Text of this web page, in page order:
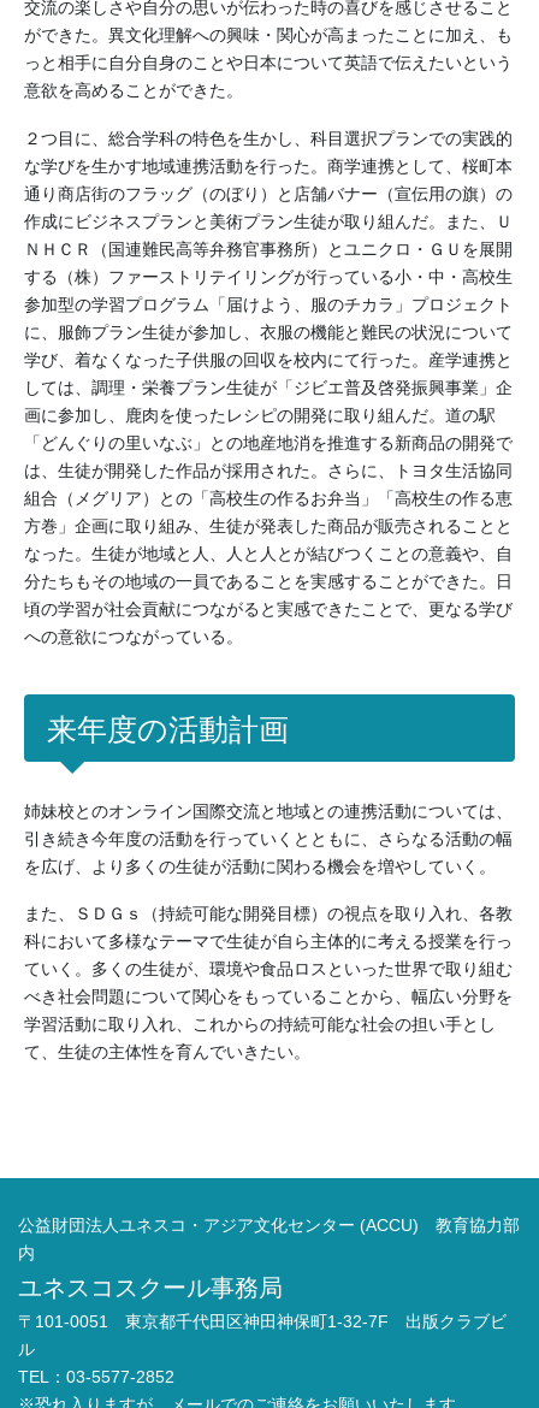
交流の楽しさや自分の思いが伝わった時の喜びを感じさせること
ができた。異文化理解への興味・関心が高まったことに加え、も
っと相手に自分自身のことや日本について英語で伝えたいという
意欲を高めることができた。
２つ目に、総合学科の特色を生かし、科目選択プランでの実践的
な学びを生かす地域連携活動を行った。商学連携として、桜町本
通り商店街のフラッグ（のぼり）と店舗バナー（宣伝用の旗）の
作成にビジネスプランと美術プラン生徒が取り組んだ。また、Ｕ
ＮＨＣＲ（国連難民高等弁務官事務所）とユニクロ・ＧＵを展開
する（株）ファーストリテイリングが行っている小・中・高校生
参加型の学習プログラム「届けよう、服のチカラ」プロジェクト
に、服飾プラン生徒が参加し、衣服の機能と難民の状況について
学び、着なくなった子供服の回収を校内にて行った。産学連携と
しては、調理・栄養プラン生徒が「ジビエ普及啓発振興事業」企
画に参加し、鹿肉を使ったレシピの開発に取り組んだ。道の駅
「どんぐりの里いなぶ」との地産地消を推進する新商品の開発で
は、生徒が開発した作品が採用された。さらに、トヨタ生活協同
組合（メグリア）との「高校生の作るお弁当」「高校生の作る恵
方巻」企画に取り組み、生徒が発表した商品が販売されることと
なった。生徒が地域と人、人と人とが結びつくことの意義や、自
分たちもその地域の一員であることを実感することができた。日
頃の学習が社会貢献につながると実感できたことで、更なる学び
への意欲につながっている。
来年度の活動計画
姉妹校とのオンライン国際交流と地域との連携活動については、
引き続き今年度の活動を行っていくとともに、さらなる活動の幅
を広げ、より多くの生徒が活動に関わる機会を増やしていく。
また、ＳＤＧｓ（持続可能な開発目標）の視点を取り入れ、各教
科において多様なテーマで生徒が自ら主体的に考える授業を行っ
ていく。多くの生徒が、環境や食品ロスといった世界で取り組む
べき社会問題について関心をもっていることから、幅広い分野を
学習活動に取り入れ、これからの持続可能な社会の担い手とし
て、生徒の主体性を育んでいきたい。
公益財団法人ユネスコ・アジア文化センター (ACCU) 教育協力部
内
ユネスコスクール事務局
〒101-0051 東京都千代田区神田神保町1-32-7F 出版クラブビ
ル
TEL：03-5577-2852